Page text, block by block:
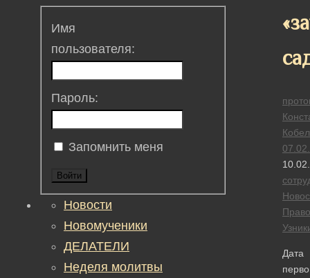
Дата
Имя
пользователя:
Пароль:
Запомнить меня
Войти
Новости
Новомученики
ДЕЛАТЕЛИ
Неделя молитвы